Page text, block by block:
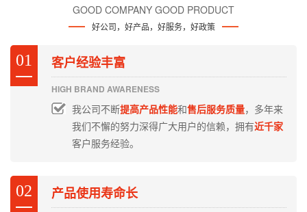
GOOD COMPANY GOOD PRODUCT
好公司，好产品，好服务，好政策
01 客户经验丰富
HIGH BRAND AWARENESS
我公司不断提高产品性能和售后服务质量，多年来
我们不懈的努力深得广大用户的信赖，拥有近千家
客户服务经验。
02 产品使用寿命长